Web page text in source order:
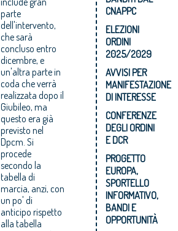
parte
dell'intervento,
che sarà
concluso entro
CNAPPC
ELEZIONI
ORDINI
2025/2029
AVVISI PER
MANIFESTAZIONE
DI INTERESSE
CONFERENZE
DEGLI ORDINI
E DCR
PROGETTO
EUROPA,
SPORTELLO
INFORMATIVO,
BANDI E
OPPORTUNITÀ